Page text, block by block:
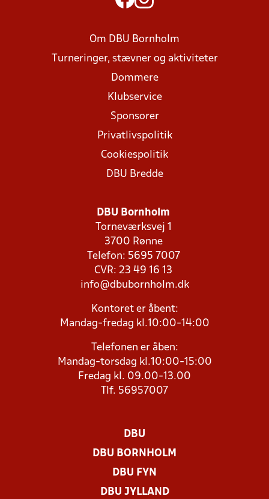
Om DBU Bornholm
Turneringer, stævner og aktiviteter
Dommere
Klubservice
Sponsorer
Privatlivspolitik
Cookiespolitik
DBU Bredde
DBU Bornholm
Torneværksvej 1
3700 Rønne
Telefon: 5695 7007
CVR: 23 49 16 13
info@dbubornholm.dk
Kontoret er åbent:
Mandag-fredag kl.10:00-14:00
Telefonen er åben:
Mandag-torsdag kl.10:00-15:00
Fredag kl. 09.00-13.00
Tlf. 56957007
DBU
DBU BORNHOLM
DBU FYN
DBU JYLLAND